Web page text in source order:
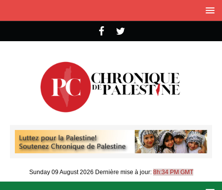
Sunday 09 August 2026 Dernière mise à jour: 8h:34 PM GMT